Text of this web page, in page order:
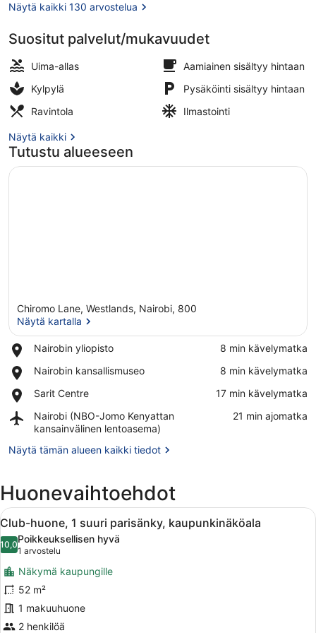
Majoituspaikan mukavuudet
Näytä kaikki 130 arvostelua
Suositut palvelut/mukavuudet
Uima-allas
Aamiainen sisältyy hintaan
Kylpylä
Pysäköinti sisältyy hintaan
Ravintola
Ilmastointi
Näytä kaikki
Tutustu alueeseen
Chiromo Lane, Westlands, Nairobi, 800
Näytä kartalla
Nairobin yliopisto
Place,
yliopisto
‪8 min kävelymatka‬
Nairobin kansallismuseo
Place,
kansallismuseo
‪8 min kävelymatka‬
Sarit Centre
Place,
Centre
‪17 min kävelymatka‬
Nairobi (NBO-Jomo Kenyattan
kansainvälinen lentoasema)
Airport,
Nairobi
Jomo
lentoasema)
‪21 min ajomatka‬
Näytä tämän alueen kaikki tiedot
Huonevaihtoehdot
Avaa
kaikki
huonetyypin
Club-
huone,
1
suuri
parisänky,
Moderni hotellihuone, jossa on
7
Club-huone, 1 suuri parisänky, kaupunkinäköala
10,010,0 kautta 10
Poikkeuksellisen hyvä
1 arvostelu
(1
arvostelu)
Näkymä kaupungille
52 m²
1 makuuhuone
2 henkilöä